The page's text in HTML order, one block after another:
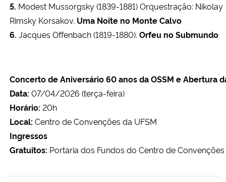
5. ⁠ ⁠Modest Mussorgsky (1839-1881) Orquestração: Nikolay
Rimsky Korsakov. Uma Noite no MonteCalvo
6. ⁠Jacques Offenbach (1819-1880). Orfeu noSubmundo
ConcertodeAniversário60anosdaOSSM eAbertura
Data: 07/04/2026 (terça-feira)
Horário: 20h
Local: Centro de Convenções da UFSM
Ingressos
Gratuitos: Portaria dos Fundos do Centro de